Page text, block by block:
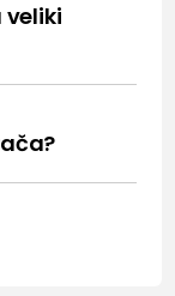
veliki